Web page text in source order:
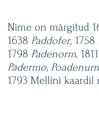
Nime on märgitud
1638 Paddofer, 1758
1798 Padenorm, 1811
Pädermo,
1793 Mellini kaardil